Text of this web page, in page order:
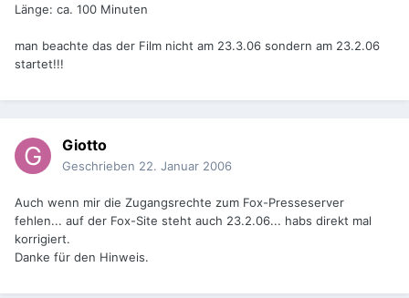
Länge: ca. 100 Minuten
man beachte das der Film nicht am 23.3.06 sondern am 23.2.06
startet!!!
Giotto
Geschrieben 22. Januar 2006
Auch wenn mir die Zugangsrechte zum Fox-Presseserver
fehlen... auf der Fox-Site steht auch 23.2.06... habs direkt mal
korrigiert.
Danke für den Hinweis.